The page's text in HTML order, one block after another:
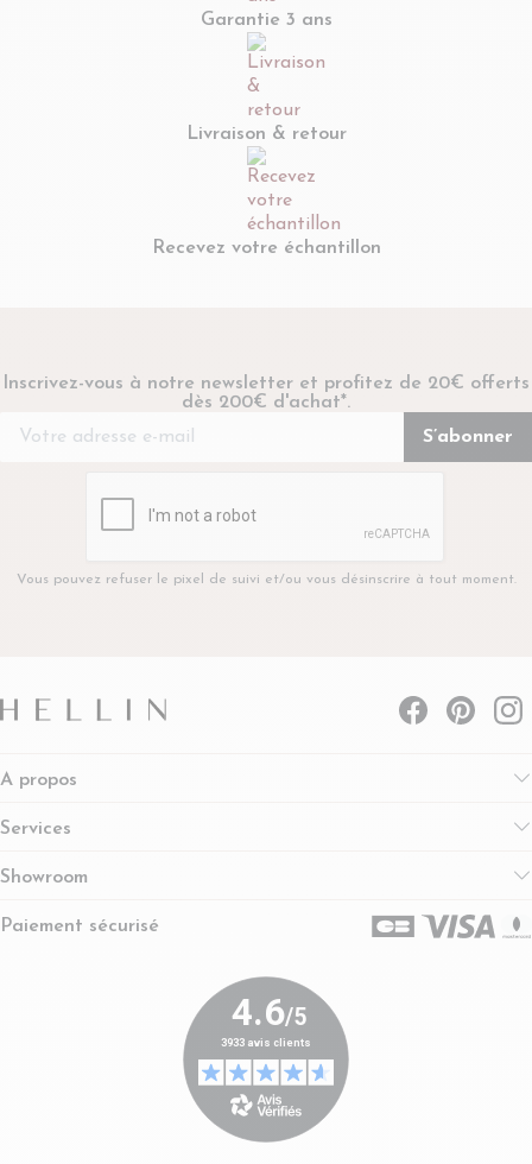
durable au design singulier.Garantie 3 ans
Livraison & retour
Recevez votre échantillon
Inscrivez-vous à notre newsletter et profitez de 20€ offerts
dès 200€ d'achat*.
Vous pouvez refuser le pixel de suivi et/ou vous désinscrire à tout moment.
A propos
Services
Showroom
Paiement sécurisé